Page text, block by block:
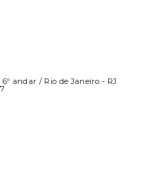
andar / Rio de Janeiro - RJ